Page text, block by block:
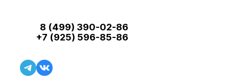
8 (499) 390-02-86
+7 (925) 596-85-86